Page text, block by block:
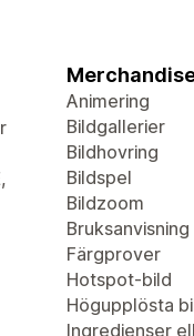
Animering
Bildgallerier
Bildhovring
Bildspel
Bildzoom
Bruksanvisning
Färgprover
Hotspot-bild
Högupplösta
Ingredienser